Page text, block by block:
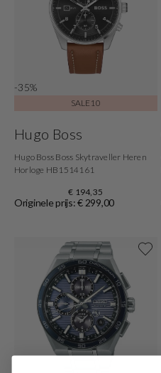
-35%
SALE10
Hugo Boss
Hugo Boss Boss Skytraveller Heren
Horloge HB1514161
€ 194,35
Originele prijs: € 299,00